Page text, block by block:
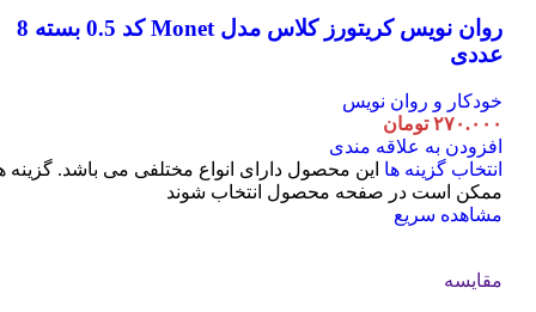
روان نویس کریتورز کلاس مدل Monet کد 0.5 بسته 8
عددی
خودکار و روان نویس
۲۷۰.۰۰۰ تومان
افزودن به علاقه مندی
انتخاب گزینه ها این محصول دارای انواع مختلفی می باشد. گزینه
ممکن است در صفحه محصول انتخاب شوند
مشاهده سریع
مقایسه